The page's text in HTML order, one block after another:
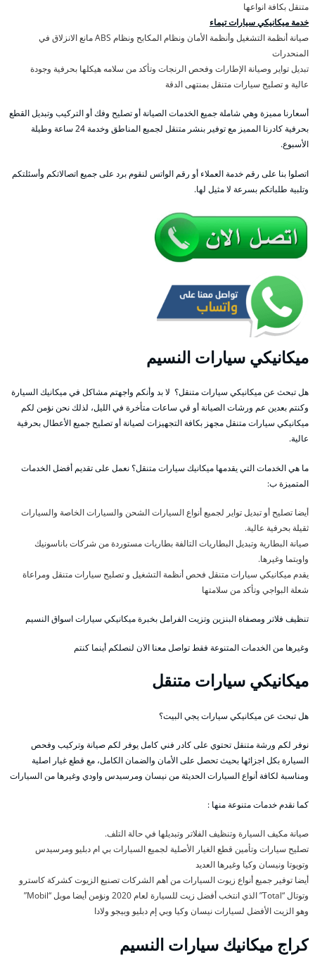
متنقل بكافة انواعها
خدمة ميكانيكي سيارات تيماء
صيانة أنظمة التشغيل وأنظمة الأمان ونظام المكابح ونظام ABS مانع الانزلاق في
المنحدرات
تبديل تواير وصيانة الإطارات وفحص الرنجات وتأكد من سلامه هيكلها بحرفية وجودة
عالية و تصليح سيارات متنقل بمنتهى الدقة
أسعارنا مميزة وهي شاملة جميع الخدمات الصيانة أو تصليح وفك أو التركيب وتبديل القطع
بحرفية كادرنا المميز مع توفير بنشر متنقل لجميع المناطق وخدمة 24 ساعة وطيلة
الأسبوع.
اتصلوا بنا على رقم خدمة العملاء أو رقم الواتس لنقوم برد على جميع اتصالاتكم وأسئلتكم
وتلبية طلباتكم بسرعة لا مثيل لها.
ميكانيكي سيارات النسيم
هل تبحث عن ميكانيكي سيارات متنقل؟ لا بد وأنكم واجهتم مشاكل في ميكانيك السيارة
وكنتم بعدين عم ورشات الصيانة أو قي ساعات متأخرة في الليل، لذلك نحن نؤمن لكم
ميكانيكي سيارات متنقل مجهز بكافة التجهيزات لصيانة أو تصليح جميع الأعطال بحرفية
عالية.
ما هي الخدمات التي يقدمها ميكانيك سيارات متنقل؟ نعمل على تقديم أفضل الخدمات
المتميزة ب:
أيضا تصليح أو تبديل تواير لجميع أنواع السيارات الشحن والسيارات الخاصة والسيارات
ثقيلة بحرفية عالية.
صيانة البطارية وتبديل البطاريات التالفة بطاريات مستوردة من شركات باناسونيك
واوبتما وغيرها.
يقدم ميكانيكي سيارات متنقل فحص أنظمة التشغيل و تصليح سيارات متنقل ومراعاة
شعلة البواجي وتأكد من سلامتها
تنظيف فلاتر ومصفاة البنزين وتزيت الفرامل بخبرة ميكانيكي سيارات اسواق النسيم
وغيرها من الخدمات المتنوعة فقط تواصل معنا الان لنصلكم أينما كنتم
ميكانيكي سيارات متنقل
هل تبحث عن ميكانيكي سيارات يجي البيت؟
نوفر لكم ورشة متنقل تحتوي على كادر فني كامل يوفر لكم صيانة وتركيب وفحص
السيارة بكل اجزائها بحيث تحصل على الأمان والضمان الكامل، مع قطع غيار اصلية
ومناسبة لكافة أنواع السيارات الحديثة من نيسان ومرسيدس واودي وغيرها من السيارات
كما نقدم خدمات متنوعة منها :
صيانة مكيف السيارة وتنظيف الفلاتر وتبديلها في حالة التلف.
تصليح سيارات وتأمين قطع الغيار الأصلية لجميع السيارات بي ام دبليو ومرسيدس
وتويوتا ونيسان وكيا وغيرها العديد
أيضا توفير جميع أنواع زيوت السيارات من أهم الشركات تصنيع الزيوت كشركة كاسترو
وتوتال “Total” الذي انتخب أفضل زيت للسيارة لعام 2020 ونؤمن أيضا موبل “Mobil”
وهو الزيت الأفضل لسيارات نيسان وكيا وبي إم دبليو وبيجو ولادا
كراج ميكانيك سيارات النسيم